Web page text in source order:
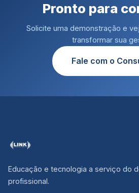
Pronto para
Solicite uma demonstração e
transformar sua
Fale com o
Educação e tecnologia a serviço do
profissional.